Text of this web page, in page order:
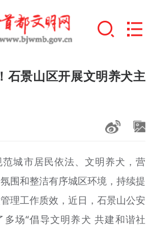
德建设
+
石景山区开展文明养犬主
城市居民依法、文明养犬，营
围和整洁有序城区环境，持续提
理工作质效，近日，石景山公安
多场“倡导文明养犬 共建和谐社